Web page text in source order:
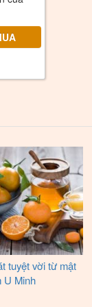
tuyệt vời từ mật
U Minh